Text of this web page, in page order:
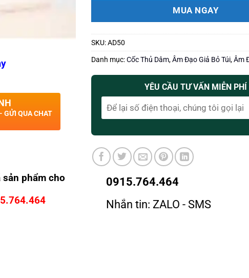
GỬI QUA CHAT
phẩm cho
MUA NGAY
SKU:AD50
Danh mục:Cốc Thủ Dâm,Âm Đạo Giả Bỏ Túi,Âm
YÊU CẦU TƯ VẤN MIỄN PHÍ
0915.764.464
Nhắn tin: ZALO - SMS